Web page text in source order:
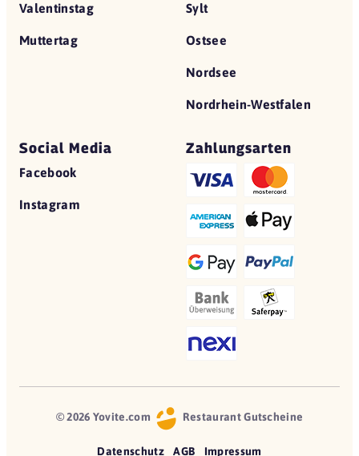
Valentinstag
Muttertag
Sylt
Ostsee
Nordsee
Nordrhein-Westfalen
Social Media
Facebook
Instagram
Zahlungsarten
© 2026 Yovite.com Restaurant Gutscheine
Datenschutz AGB Impressum